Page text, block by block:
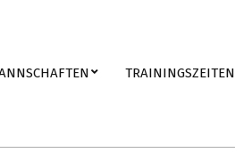
TRAININGSZEITEN